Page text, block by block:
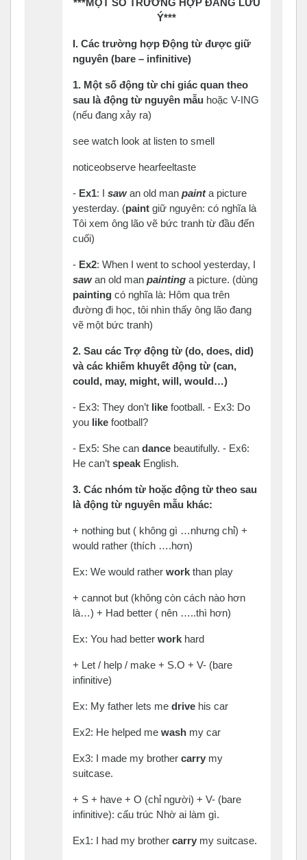
***MỘT SỐ TRƯỜNG HỢP ĐÁNG LƯU
Ý***
I. Các trường hợp Động từ được giữ
nguyên (bare – infinitive)
1. Một số động từ chỉ giác quan theo
sau là động từ nguyên mẫu hoặc V-ING
(nếu đang xảy ra)
see watch look at listen to smell
noticeobserve hearfeeltaste
- Ex1: I sawan old man painta picture
yesterday. (paint giữ nguyên: có nghĩa là
Tôi xem ông lão vẽ bức tranh từ đầu đến
cuối)
- Ex2: When I went to school yesterday, I
sawan old man painting a picture. (dùng
painting có nghĩa là: Hôm qua trên
đường đi học, tôi nhìn thấy ông lão đang
vẽ một bức tranh)
2. Sau các Trợ động từ (do, does, did)
và các khiếm khuyết động từ (can,
could, may, might, will, would…)
- Ex3: They don’t like football. - Ex3: Do
you like football?
- Ex5: She can dance beautifully. - Ex6:
He can’t speak English.
3. Các nhóm từ hoặc động từ theo sau
là động từ nguyên mẫu khác:
+ nothing but ( không gì …nhưng chỉ) +
would rather (thích ….hơn)
Ex: We would rather work than play
+ cannot but (không còn cách nào hơn
là…) + Had better ( nên …..thì hơn)
Ex: You had better work hard
+ Let / help / make + S.O + V- (bare
infinitive)
Ex: My father lets me drive his car
Ex2: He helped me wash my car
Ex3: I made my brother carry my
suitcase.
+ S + have + O (chỉ người) + V- (bare
infinitive): cấu trúc Nhờ ai làm gì.
Ex1: I had my brother carry my suitcase.